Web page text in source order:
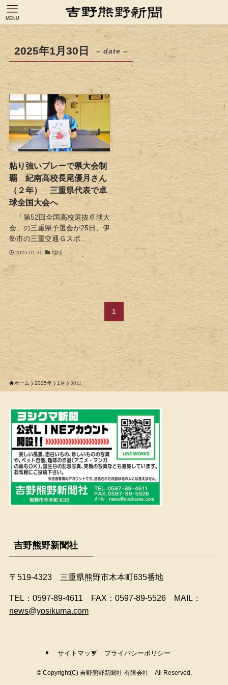
MENU
2025年1月30日 – date –
粘り強いプレーで県大会制
覇 紀南高校長尾優月さん
（２年） 三重県代表で卓
球全国大会へ
「第52回全国高校選抜卓球大
会」の三重県予選会が25日、伊
勢市の三重交通Ｇスポ...
2025-01-30 地域
1
ホーム 2025年 1月 30日
吉野熊野新聞社
〒519-4323 三重県熊野市木本町635番地
​TEL：0597-89-4611 FAX：0597-89-5526 MAIL：
news@yosikuma.com
サイトマップ プライバシーポリシー
©Copyright(C) 吉野熊野新聞社 有限会社 All Reserved.